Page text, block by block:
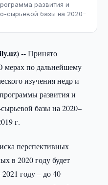
развития и
сырьевой базы на 2020–
--Принято
мерах по дальнейшему
изучения недр и
развития и
базы на 2020–
г.
перспективных
в 2020 году будет
году – до 40